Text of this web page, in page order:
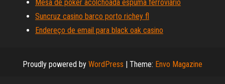
Mesa de poker acolchoada espuma ferroviário
Suncruz casino barco porto richey fl
Endereço de email para black oak casino
Proudly powered by WordPress | Theme: Envo Magazine